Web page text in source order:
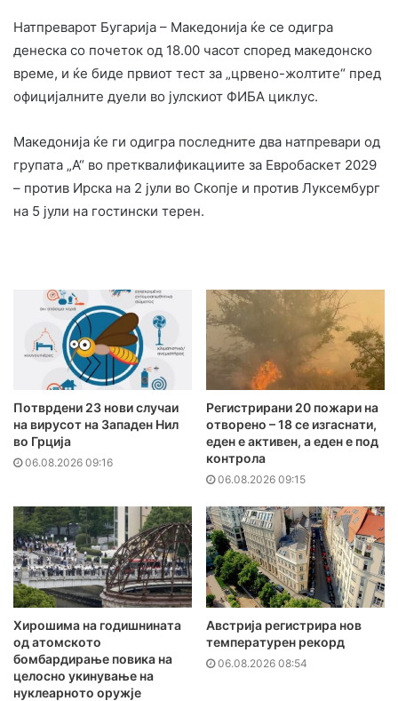
Натпреварот Бугарија – Македонија ќе се одигра
денеска со почеток од 18.00 часот според македонско
време, и ќе биде првиот тест за „црвено-жолтите“ пред
официјалните дуели во јулскиот ФИБА циклус.
Македонија ќе ги одигра последните два натпревари од
групата „А“ во претквалификациите за Евробаскет 2029
– против Ирска на 2 јули во Скопје и против Луксембург
на 5 јули на гостински терен.
Потврдени 23 нови случаи
на вирусот на Западен Нил
во Грција
06.08.2026 09:16
Регистрирани 20 пожари на
отворено – 18 се изгаснати,
еден е активен, а еден е под
контрола
06.08.2026 09:15
Хирошима на годишнината
од атомското
бомбардирање повика на
целосно укинување на
нуклеарното оружје
Австрија регистрира нов
температурен рекорд
06.08.2026 08:54